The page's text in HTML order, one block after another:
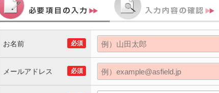
必須
お名前
必須
メールアドレス